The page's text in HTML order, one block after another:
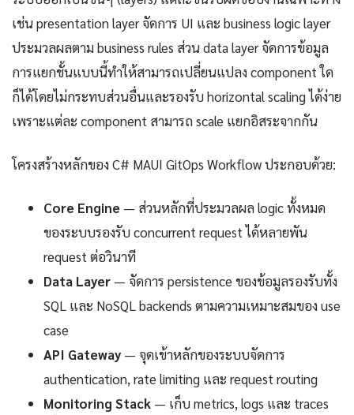
เช่น presentation layer จัดการ UI และ business logic layer
ประมวลผลตาม business rules ส่วน data layer จัดการข้อมูล
การแยกชั้นแบบนี้ทำให้สามารถเปลี่ยนแปลง component ใด
ก็ได้โดยไม่กระทบส่วนอื่นและรองรับ horizontal scaling ได้ง่าย
เพราะแต่ละ component สามารถ scale แยกอิสระจากกัน
โครงสร้างหลักของ C# MAUI GitOps Workflow ประกอบด้วย:
Core Engine — ส่วนหลักที่ประมวลผล logic ทั้งหมด
ของระบบรองรับ concurrent request ได้หลายพัน
request ต่อวินาที
Data Layer — จัดการ persistence ของข้อมูลรองรับทั้ง
SQL และ NoSQL backends ตามความเหมาะสมของ use
case
API Gateway — จุดเข้าหลักของระบบจัดการ
authentication, rate limiting และ request routing
Monitoring Stack — เก็บ metrics, logs และ traces